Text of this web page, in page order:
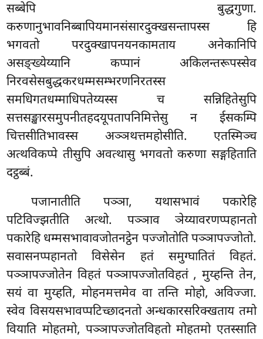
सब्बेपि बुद्धगुणा.
करुणानुभावनिब्बापियमानसंसारदुक्खसन्तापस्स हि
भगवतो परदुक्खापनयनकामताय अनेकानिपि
असङ्ख्येय्यानि कप्पानं अकिलन्तरूपस्सेव
निरवसेसबुद्धकरधम्मसम्भरणनिरतस्स
समधिगतधम्माधिपतेय्यस्स च सन्निहितेसुपि
सत्तसङ्खारसमुपनीतहदयूपतापनिमित्तेसु न ईसकम्पि
चित्तसीतिभावस्स अञ्ञथत्तमहोसीति. एतस्मिञ्च
अत्थविकप्पे तीसुपि अवत्थासु भगवतो करुणा सङ्गहिताति
दट्ठब्बं.
पजानातीति पञ्ञा, यथासभावं पकारेहि
पटिविज्झतीति अत्थो. पञ्ञाव ञेय्यावरणप्पहानतो
पकारेहि धम्मसभावावजोतनट्ठेन पज्जोतोति पञ्ञापज्जोतो.
सवासनप्पहानतो विसेसेन हतं समुग्घातितं विहतं.
पञ्ञापज्जोतेन विहतं पञ्ञापज्जोतविहतं , मुय्हन्ति तेन,
सयं वा मुय्हति, मोहनमत्तमेव वा तन्ति मोहो, अविज्जा.
स्वेव विसयसभावप्पटिच्छादनतो अन्धकारसरिक्खताय तमो
वियाति मोहतमो, पञ्ञापज्जोतविहतो मोहतमो एतस्साति